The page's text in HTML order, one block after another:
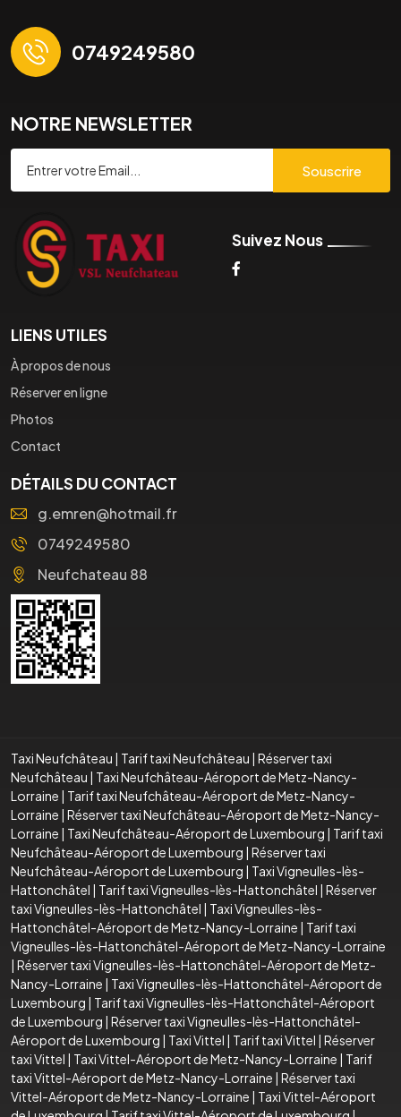
0749249580
NOTRE NEWSLETTER
Souscrire
Suivez Nous
LIENS UTILES
À propos de nous
Réserver en ligne
Photos
Contact
DÉTAILS DU CONTACT
g.emren@hotmail.fr
0749249580
Neufchateau 88
Taxi Neufchâteau | Tarif taxi Neufchâteau | Réserver taxi
Neufchâteau | Taxi Neufchâteau-Aéroport de Metz-Nancy-
Lorraine | Tarif taxi Neufchâteau-Aéroport de Metz-Nancy-
Lorraine | Réserver taxi Neufchâteau-Aéroport de Metz-Nancy-
Lorraine | Taxi Neufchâteau-Aéroport de Luxembourg | Tarif taxi
Neufchâteau-Aéroport de Luxembourg | Réserver taxi
Neufchâteau-Aéroport de Luxembourg | Taxi Vigneulles-lès-
Hattonchâtel | Tarif taxi Vigneulles-lès-Hattonchâtel | Réserver
taxi Vigneulles-lès-Hattonchâtel | Taxi Vigneulles-lès-
Hattonchâtel-Aéroport de Metz-Nancy-Lorraine | Tarif taxi
Vigneulles-lès-Hattonchâtel-Aéroport de Metz-Nancy-Lorraine
| Réserver taxi Vigneulles-lès-Hattonchâtel-Aéroport de Metz-
Nancy-Lorraine | Taxi Vigneulles-lès-Hattonchâtel-Aéroport de
Luxembourg | Tarif taxi Vigneulles-lès-Hattonchâtel-Aéroport
de Luxembourg | Réserver taxi Vigneulles-lès-Hattonchâtel-
Aéroport de Luxembourg | Taxi Vittel | Tarif taxi Vittel | Réserver
taxi Vittel | Taxi Vittel-Aéroport de Metz-Nancy-Lorraine | Tarif
taxi Vittel-Aéroport de Metz-Nancy-Lorraine | Réserver taxi
Vittel-Aéroport de Metz-Nancy-Lorraine | Taxi Vittel-Aéroport